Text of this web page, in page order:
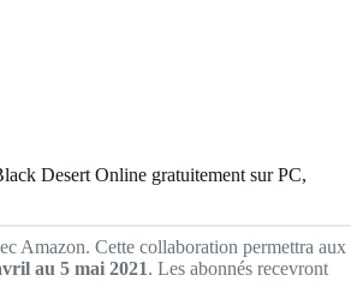
Desert Online gratuitement sur PC,
Amazon. Cette collaboration permettra aux
au 5 mai 2021. Les abonnés recevront